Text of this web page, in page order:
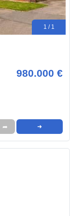
1 / 1
980.000 €
➦ ➜